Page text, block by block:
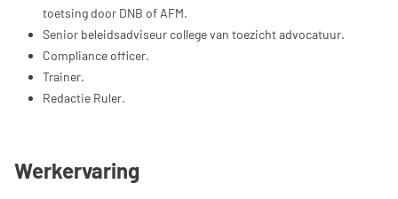
toetsing door DNB of AFM.
Senior beleidsadviseur college van toezicht advocatuur.
Compliance officer.
Trainer.
Redactie Ruler.
Werkervaring